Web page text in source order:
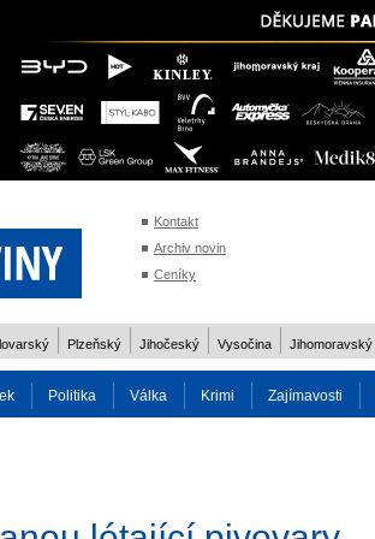
Kontakt
Archiv novin
Ceníky
Plzeňský Jihočeský Vysočina Jihomoravský
Politika Válka Krimi Zajímavosti